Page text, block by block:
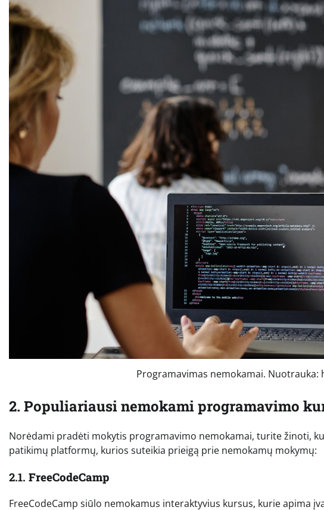
Programavimas nemokamai.
2. Populiariausi nemokami programavimo
Norėdami pradėti mokytis programavimo nemokamai, turite žinoti,
patikimų platformų, kurios suteikia prieigą prie nemokamų mokymų:
2.1. FreeCodeCamp
FreeCodeCamp siūlo nemokamus interaktyvius kursus, kurie apima